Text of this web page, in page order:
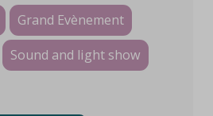
Grand Evènement
Sound and light show